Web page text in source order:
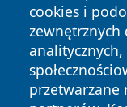
cookies i
zewnętrznych
przetwarzane
Copyright © 2026